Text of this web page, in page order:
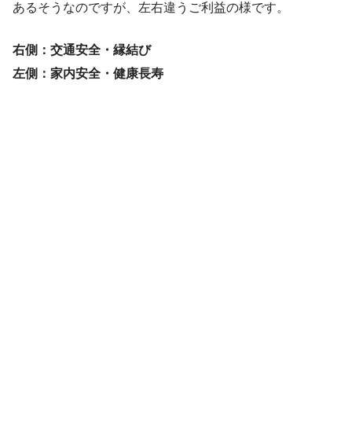
あるそうなのですが、左右違うご利益の様です。
右側：交通安全・縁結び
左側：家内安全・健康長寿